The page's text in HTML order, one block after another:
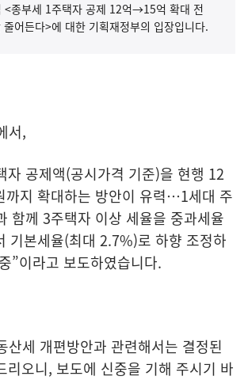
<종부세 1주택자 공제 12억→15억 확대 전
어든다>에 대한 기획재정부의 입장입니다.
서,
자 공제액(공시가격 기준)을 현행 12
까지 확대하는 방안이 유력…1세대 주
함께 3주택자 이상 세율을 중과세율
기본세율(최대 2.7%)로 하향 조정하
”이라고 보도하였습니다.
세 개편방안과 관련해서는 결정된
리오니, 보도에 신중을 기해 주시기 바